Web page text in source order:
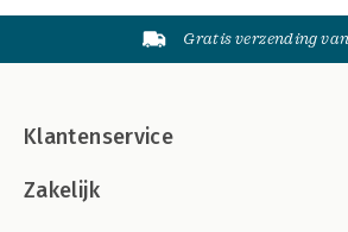
Gratis verzending
Klantenservice
Zakelijk